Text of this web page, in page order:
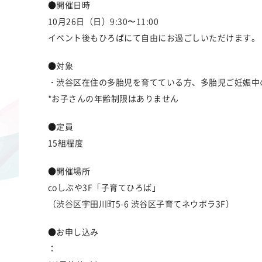
●開催日時
10月26日（日）9:30〜11:00
イベント後もひろばにて自由にお過ごしいただけます。
●対象
・渋谷区在住の多胎児を育てている方、多胎児ご妊娠
*お子さんの年齢制限はありません
●定員
15組程度
●開催場所
coしぶや3F「子育てひろば」
（渋谷区宇田川町5-6 渋谷区子育てネウボラ3F）
●お申し込み
：